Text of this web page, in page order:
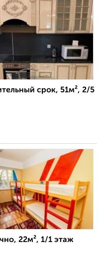
срок, 51м², 2/5
22м², 1/1 этаж